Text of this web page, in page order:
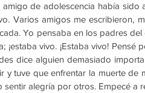
amigo de adolescencia había
Varios amigos me escribieron,
Yo pensaba en los padres
¡estaba vivo. ¡Estaba vivo!
dice alguien demasiado
y tuve que enfrentar la muerte
sentir alegría por otros. Empecé a